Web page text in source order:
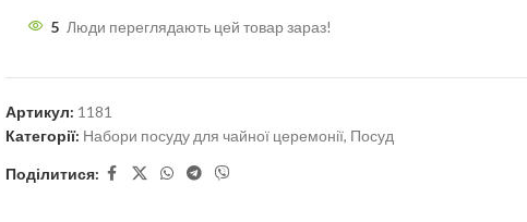
5 Люди переглядають цей товар зараз!
Артикул: 1181
Категорії: Набори посуду для чайної церемонії, Посуд
Поділитися: